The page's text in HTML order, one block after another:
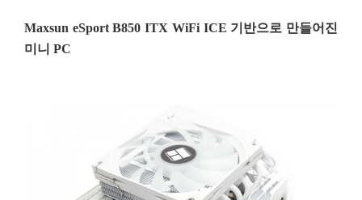
Maxsun eSport B850 ITX WiFi ICE 기반으로 만들어진
미니 PC